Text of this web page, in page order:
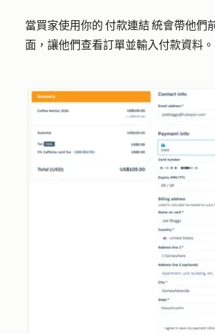
當買家使用你的 付款連結 統會帶他們
面，讓他們查看訂單並輸入付款資料。